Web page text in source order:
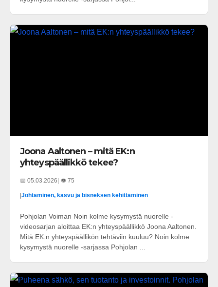
Joona Aaltonen – mitä EK:n
yhteyspäällikkö tekee?
📅 05.03.2026 | 👁️ 75
Johtaminen, kasvu ja bisneksen kehittäminen
Pohjolan Voiman Noin kolme kysymystä nuorelle -
videosarjan aloittaa EK:n yhteyspäällikkö Joona Aaltonen.
Mitä EK:n yhteyspäällikön tehtäviin kuuluu? Noin kolme
kysymystä nuorelle -sarjassa Pohjolan ...